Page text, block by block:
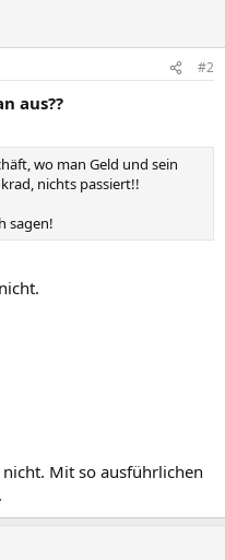
#2
aus??
wo man Geld und sein
nichts passiert!!
sagen!
Mit so ausführlichen